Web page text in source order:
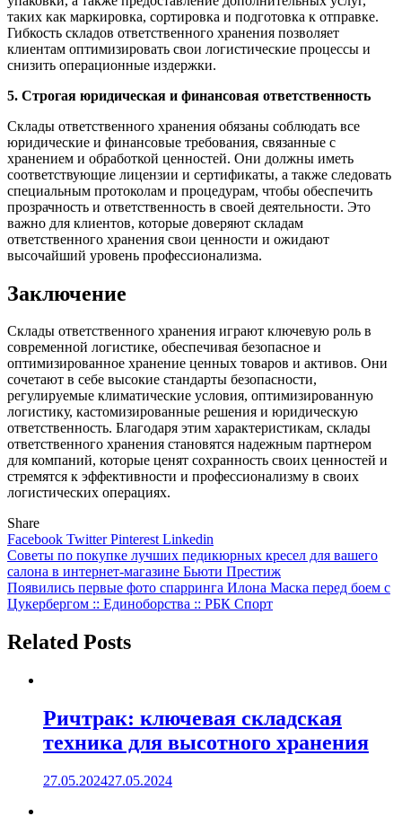
таких как маркировка, сортировка и подготовка к отправке.
Гибкость складов ответственного хранения позволяет
клиентам оптимизировать свои логистические процессы и
снизить операционные издержки.
5. Строгая юридическая и финансовая ответственность
Склады ответственного хранения обязаны соблюдать все
юридические и финансовые требования, связанные с
хранением и обработкой ценностей. Они должны иметь
соответствующие лицензии и сертификаты, а также следовать
специальным протоколам и процедурам, чтобы обеспечить
прозрачность и ответственность в своей деятельности. Это
важно для клиентов, которые доверяют складам
ответственного хранения свои ценности и ожидают
высочайший уровень профессионализма.
Заключение
Склады ответственного хранения играют ключевую роль в
современной логистике, обеспечивая безопасное и
оптимизированное хранение ценных товаров и активов. Они
сочетают в себе высокие стандарты безопасности,
регулируемые климатические условия, оптимизированную
логистику, кастомизированные решения и юридическую
ответственность. Благодаря этим характеристикам, склады
ответственного хранения становятся надежным партнером
для компаний, которые ценят сохранность своих ценностей и
стремятся к эффективности и профессионализму в своих
логистических операциях.
Share
Facebook TwitterPinterestLinkedin
Навигация
по
записям
Советы по покупке лучших педикюрных кресел для вашего
салона в интернет-магазине Бьюти Престиж
Появились первые фото спарринга Илона Маска перед боем с
Цукербергом :: Единоборства :: РБК Спорт
Related Posts
Ричтрак: ключевая складская
техника для высотного хранения
27.05.202427.05.2024